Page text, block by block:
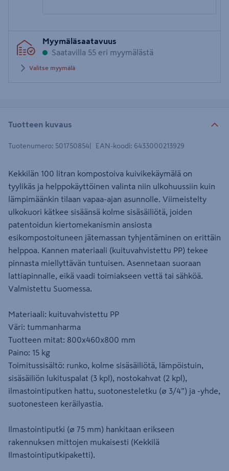
postinumero
Myymäläsaatavuus
Saatavilla 55 eri myymälästä
Valitse myymälä
Tuotteen kuvaus
Tuotenumero: 501750854 EAN-koodi: 6433000213929
Kekkilän 100 litran kompostoiva kuivikekäymälä on
tyylikäs ja helppokäyttöinen valinta niin ulkohuussiin kuin
lämpimäänkin tilaan vapaa-ajan asunnolle. Viimeistelty
ulkokuori kätkee sisäänsä kolme sisäsäiliötä, joiden
patentoidun kiertomekanismin ansiosta
esikompostoituneen jätemassan tyhjentäminen on erittäin
helppoa. Kannen materiaali (kuituvahvistettu PP) tekee
pinnasta miellyttävän tuntuisen. Asennetaan suoraan
lattiapinnalle, eikä vaadi toimiakseen vettä tai sähköä.
Valmistettu Suomessa.
Materiaali: kuituvahvistettu PP
Väri: tummanharma
Tuotteen mitat: 800x460x800 mm
Paino: 15 kg
Toimitussisältö: runko, kolme sisäsäiliötä, lämpöistuin,
sisäsäiliön lukituspalat (3 kpl), nostokahvat (2 kpl),
ilmastointiputken hattu, suotonesteletku (ø 3/4”) ja -yhde,
suotonesteen keräilyastia.
Ilmastointiputki (ø 75 mm) hankitaan erikseen
rakennuksen mittojen mukaisesti (Kekkilä
Ilmastointiputkipaketti).